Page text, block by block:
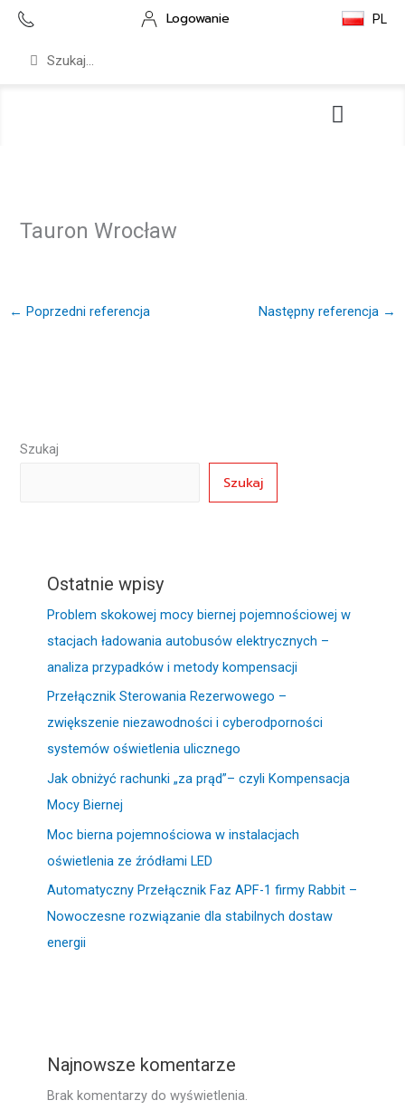
Przejdź
Szukaj
Szukaj
Logowanie PL
Tauron Wrocław
← Poprzedni referencja Następny referencja →
Szukaj
Szukaj
Ostatnie wpisy
Problem skokowej mocy biernej pojemnościowej w
stacjach ładowania autobusów elektrycznych –
analiza przypadków i metody kompensacji
Przełącznik Sterowania Rezerwowego –
zwiększenie niezawodności i cyberodporności
systemów oświetlenia ulicznego
Jak obniżyć rachunki „za prąd”– czyli Kompensacja
Mocy Biernej
Moc bierna pojemnościowa w instalacjach
oświetlenia ze źródłami LED
Automatyczny Przełącznik Faz APF-1 firmy Rabbit –
Nowoczesne rozwiązanie dla stabilnych dostaw
energii
Najnowsze komentarze
Brak komentarzy do wyświetlenia.